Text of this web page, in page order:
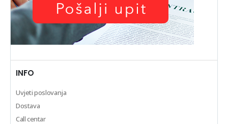
INFO
Uvjeti poslovanja
Dostava
Call centar